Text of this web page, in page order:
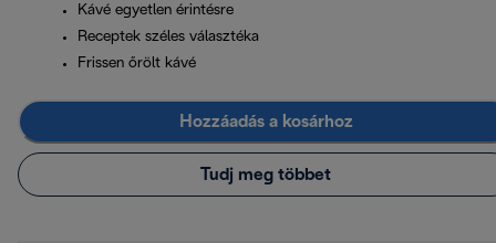
Kávé egyetlen érintésre
Receptek széles választéka
Frissen őrölt kávé
Hozzáadás a kosárhoz
Tudj meg többet